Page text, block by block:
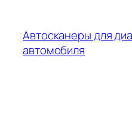
содержимому
Автосканеры для
автомобиля